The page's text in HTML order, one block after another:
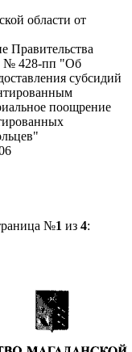
области от
Правительства
№ 428-пп "Об
субсидий
поощрение
№1 из 4: